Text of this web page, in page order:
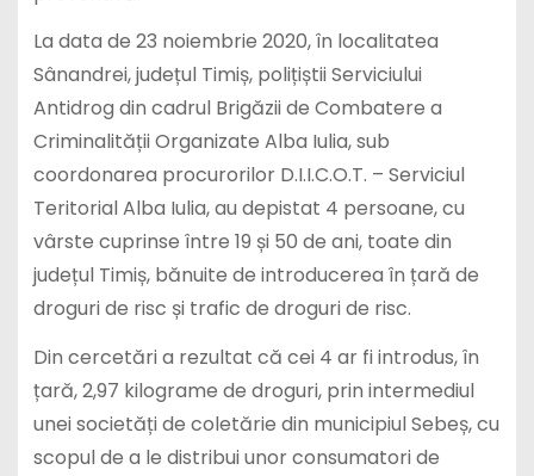
La data de 23 noiembrie 2020, în localitatea
Sânandrei, județul Timiș, polițiștii Serviciului
Antidrog din cadrul Brigăzii de Combatere a
Criminalității Organizate Alba Iulia, sub
coordonarea procurorilor D.I.I.C.O.T. – Serviciul
Teritorial Alba Iulia, au depistat 4 persoane, cu
vârste cuprinse între 19 și 50 de ani, toate din
județul Timiș, bănuite de introducerea în țară de
droguri de risc și trafic de droguri de risc.
Din cercetări a rezultat că cei 4 ar fi introdus, în
țară, 2,97 kilograme de droguri, prin intermediul
unei societăți de coletărie din municipiul Sebeș, cu
scopul de a le distribui unor consumatori de